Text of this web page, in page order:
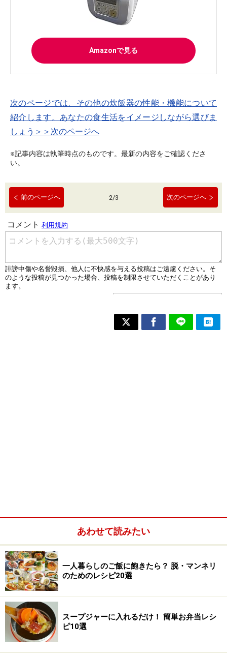
Amazonで見る
次のページでは、その他の炊飯器の性能・機能について
紹介します。あなたの食生活をイメージしながら選びま
しょう＞＞次のページへ
※記事内容は執筆時点のものです。最新の内容をご確認くださ
い。
前のページへ 2/3 次のページへ
あわせて読みたい
一人暮らしのご飯に飽きたら？ 脱・マンネリ
のためのレシピ20選
スープジャーに入れるだけ！ 簡単お弁当レシ
ピ10選